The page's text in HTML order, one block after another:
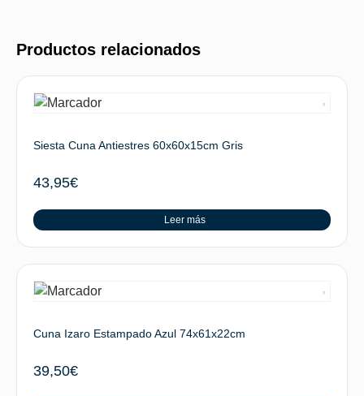
Productos relacionados
Siesta Cuna Antiestres 60x60x15cm Gris
43,95€
Leer más
Cuna Izaro Estampado Azul 74x61x22cm
39,50€